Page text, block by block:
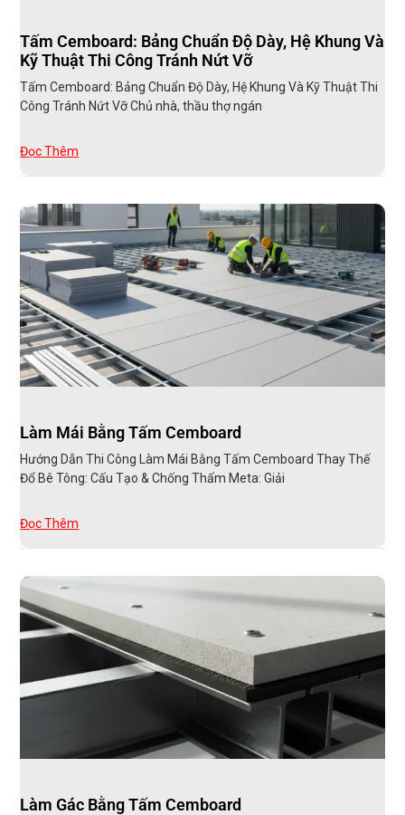
Tấm Cemboard: Bảng Chuẩn Độ Dày, Hệ Khung Và
Kỹ Thuật Thi Công Tránh Nứt Vỡ
Tấm Cemboard: Bảng Chuẩn Độ Dày, Hệ Khung Và Kỹ Thuật Thi
Công Tránh Nứt Vỡ Chủ nhà, thầu thợ ngán
Đọc Thêm
Làm Mái Bằng Tấm Cemboard
Hướng Dẫn Thi Công Làm Mái Bằng Tấm Cemboard Thay Thế
Đổ Bê Tông: Cấu Tạo & Chống Thấm Meta: Giải
Đọc Thêm
Làm Gác Bằng Tấm Cemboard